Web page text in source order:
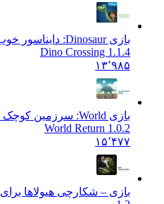
Dino Crossing 1.1.4
۱۳٬۹۸۵
World Return 1.0.2
۱۵٬۴۷۷
بازی – شکارچی هیولاها برای اندروید